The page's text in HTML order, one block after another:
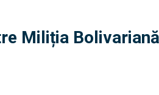
Miliția Bolivariană